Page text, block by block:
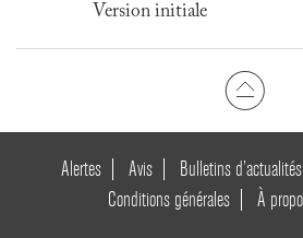
Version initiale
Alertes Avis Bulletins d’actualités
Conditions générales
À